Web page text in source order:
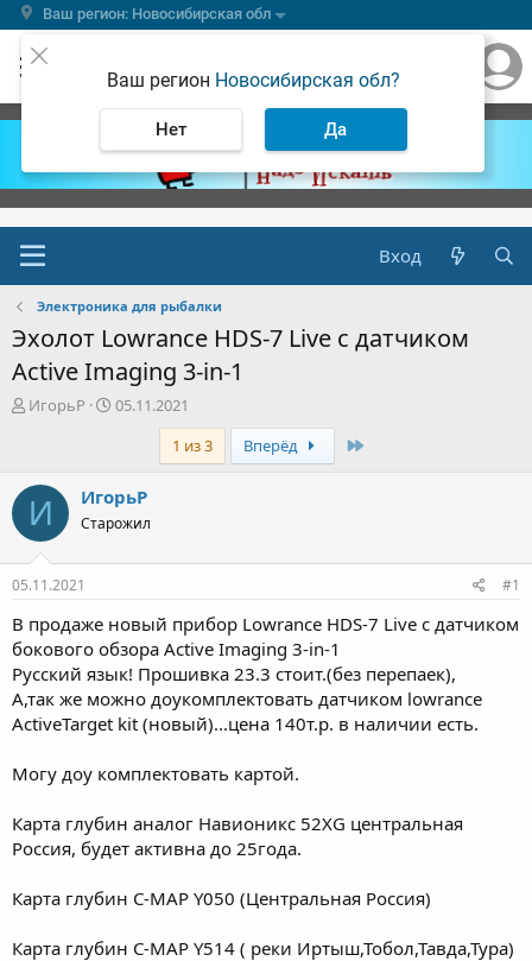
Ваш регион: Новосибирская обл
Ваш регион Новосибирская обл?
Нет Да
Вход
Электроника для рыбалки
Эхолот Lowrance HDS-7 Live с датчиком
Active Imaging 3-in-1
А
р
ы
ИгорьР
Д
н
а
ч
05.11.2021
1 из 3
Вперёд
И ИгорьР
Старожил
05.11.2021 #1
В продаже новый прибор Lowrance HDS-7 Live с датчиком
бокового обзора Active Imaging 3-in-1
Русский язык! Прошивка 23.3 стоит.(без перепаек),
А,так же можно доукомплектовать датчиком lowrance
ActiveTarget kit (новый)...цена 140т.р. в наличии есть.
Могу доу комплектовать картой.
Карта глубин аналог Навионикс 52XG центральная
Россия, будет активна до 25года.
Карта глубин C-MAP Y050 (Центральная Россия)
Карта глубин C-MAP Y514 ( реки Иртыш,Тобол,Тавда,Тура)